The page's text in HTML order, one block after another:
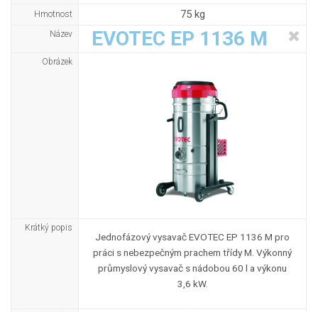
Hmotnost 75 kg
Název EVOTEC EP 1136 M
Obrázek
Krátký popis
Jednofázový vysavač EVOTEC EP 1136 M pro
práci s nebezpečným prachem třídy M. Výkonný
průmyslový vysavač s nádobou 60 l a výkonu
3,6 kW.